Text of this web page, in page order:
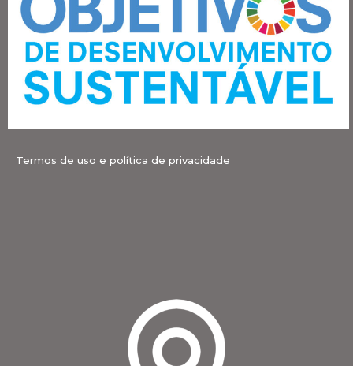
Termos de uso e política de privacidade